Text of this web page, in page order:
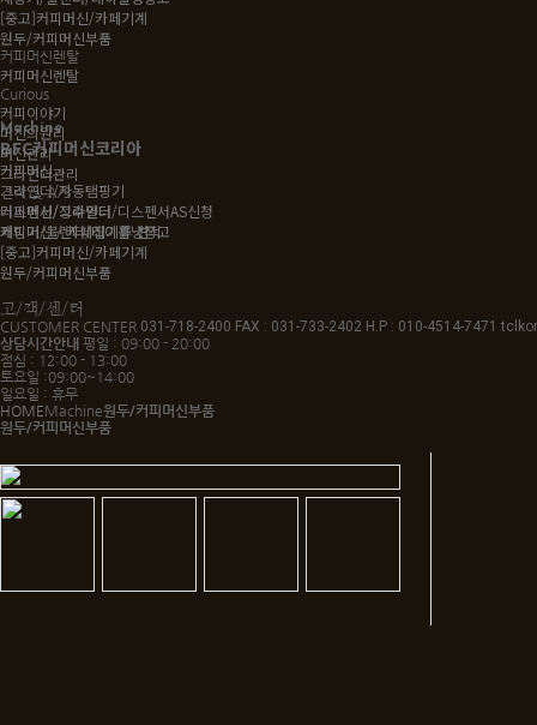
[중고]커피머신/카페기계
원두/커피머신부품
커피머신렌탈
커피머신렌탈
Curious
커피이야기
머신의원리
머신관리
그라인더관리
견적 및 A/S
커피머신/그라인더/디스펜서AS신청
커피머신 / 카페집기류 견적
Machine
BFC커피머신코리아
커피머신
그라인더/자동탬핑기
디스펜서/정수필터
제빙기/블렌더/테이블냉장고
[중고]커피머신/카페기계
원두/커피머신부품
고/객/센/터
CUSTOMER CENTER 031-718-2400 FAX : 031-733-2402 H.P : 010-4514-7471
상담시간안내 평일 : 09:00 - 20:00
점심 : 12:00 - 13:00
토요일 :09:00~14:00
일요일 : 휴무
HOMEMachine원두/커피머신부품
원두/커피머신부품